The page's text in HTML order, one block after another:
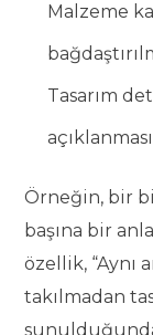
Malzeme
Tasarım
Örneğin, bir
başına bir
özellik, “Aynı
takılmadan